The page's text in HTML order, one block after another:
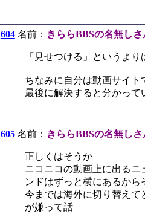
604名前： きららBBSの名無しさ
「見せつける」というよ
ちなみに自分は動画サイ
最後に解決すると分かって
605名前： きららBBSの名無しさ
正しくはそうか
ニコニコの動画上に出る
ンドはずっと横にあるから
今までは海外に切り替え
が嫌って話